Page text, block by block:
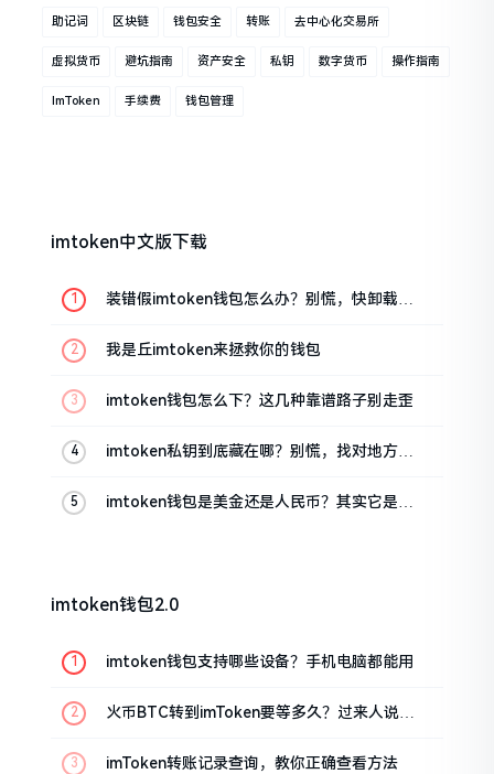
助记词 区块链 钱包安全 转账 去中心化交易所
虚拟货币 避坑指南 资产安全 私钥 数字货币 操作指南
ImToken 手续费 钱包管理
imtoken中文版下载
装错假imtoken钱包怎么办？别慌，快卸载，
我是丘imtoken来拯救你的钱包
imtoken钱包怎么下？这几种靠谱路子别走歪
imtoken私钥到底藏在哪？别慌，找对地方才
imtoken钱包是美金还是人民币？其实它是个
imtoken钱包2.0
imtoken钱包支持哪些设备？手机电脑都能用
火币BTC转到imToken要等多久？过来人说说
imToken转账记录查询，教你正确查看方法